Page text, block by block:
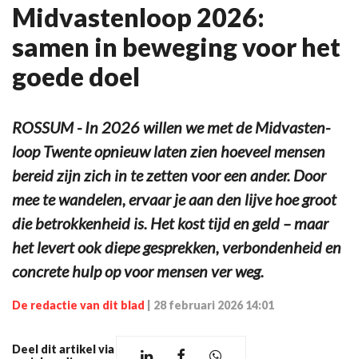
Midvastenloop 2026:
samen in beweging voor het
goede doel
ROSSUM - In 2026 willen we met de Midvasten-
loop Twente opnieuw laten zien hoeveel mensen
bereid zijn zich in te zetten voor een ander. Door
mee te wandelen, ervaar je aan den lijve hoe groot
die betrokkenheid is. Het kost tijd en geld – maar
het levert ook diepe gesprekken, verbondenheid en
concrete hulp op voor mensen ver weg.
De redactie van dit blad 28 februari 2026 14:01
Deel dit artikel via